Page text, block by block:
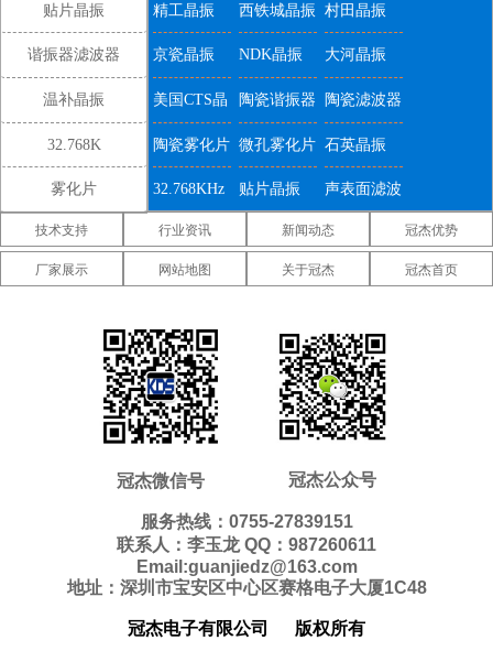
贴片晶振
谐振器滤波器
温补晶振
32.768K
雾化片
精工晶振 西铁城晶振 村田晶振
京瓷晶振 NDK晶振 大河晶振
美国CTS晶
振
陶瓷谐振器 陶瓷滤波器
陶瓷雾化片 微孔雾化片 石英晶振
32.768KHz 贴片晶振 声表面滤波
器
IDT晶振 微晶晶振 康纳温菲尔
德晶振
高利奇晶振 Jauch晶振 Abracon晶
振
美国拉隆晶
振
美国格林雷
工业晶振
美国SiTime
晶振
美国 美国Statek 新西兰瑞康
振 振 振
2520贴片晶
振
2016贴片晶
振
1612贴片晶
振
10.4*4.0mm
贴片晶振
8.0*3.8mm
贴片晶振
7.1*3.3mm
贴片晶振
7.0*1.5mm 5.0*1.8mm 4.1*1.5mm
技术支持 行业资讯 新闻动态 冠杰优势
厂家展示 网站地图 关于冠杰 冠杰首页
冠杰微信号 冠杰公众号
服务热线：0755-27839151
联系人：李玉龙 QQ：987260611
Email:guanjiedz@163.com
地址：深圳市宝安区中心区赛格电子大厦1C48
冠杰电子有限公司 版权所有